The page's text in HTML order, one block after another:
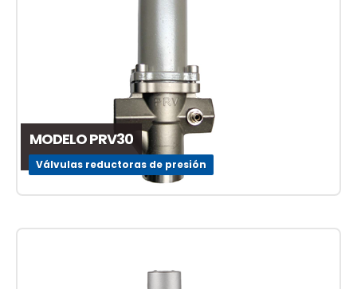
MODELO PRV30
Válvulas reductoras de presión